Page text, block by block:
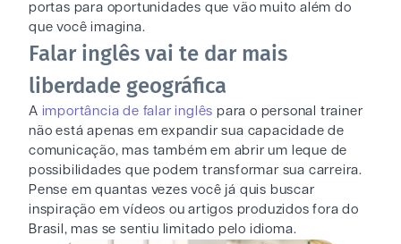
portas para oportunidades que vão muito além do
que você imagina.
Falar inglês vai te dar mais
liberdade geográfica
A importância de falar inglês para o personal trainer
não está apenas em expandir sua capacidade de
comunicação, mas também em abrir um leque de
possibilidades que podem transformar sua carreira.
Pense em quantas vezes você já quis buscar
inspiração em vídeos ou artigos produzidos fora do
Brasil, mas se sentiu limitado pelo idioma.